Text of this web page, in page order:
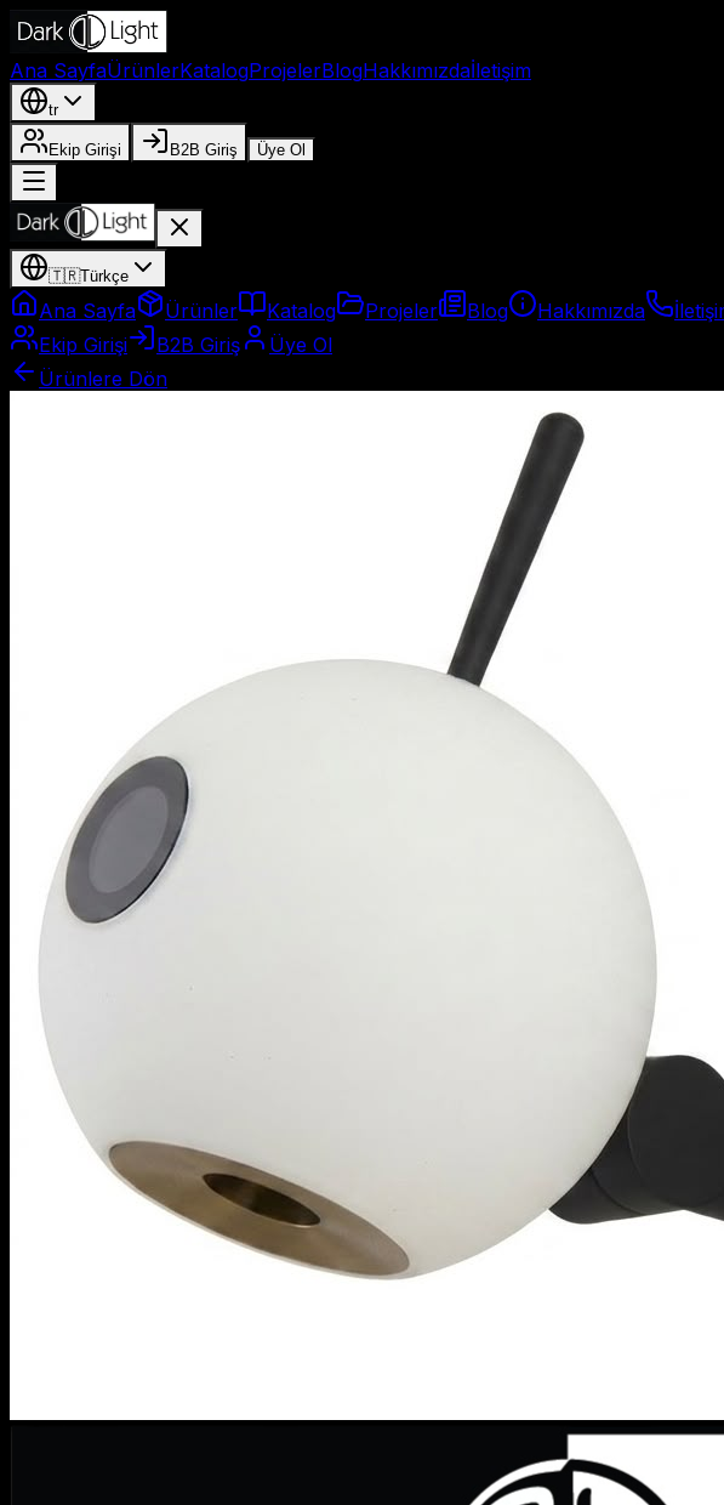
Ana SayfaÜrünlerKatalogProjelerBlogHakkımızdaİletişim
tr
Ekip Girişi B2B Giriş Üye Ol
🇹🇷Türkçe
Ana Sayfa Ürünler Katalog Projeler Blog Hakkımızda
Ekip Girişi
B2B Giriş
Üye Ol
Ürünlere Dön